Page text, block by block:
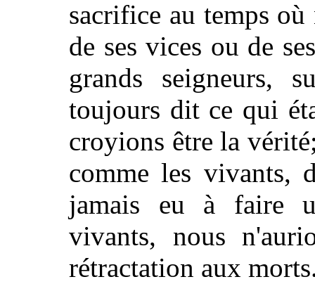
sacrifice au temps
de ses vices ou de
grands seigneurs,
toujours dit ce qui
croyions être la
comme les vivants,
jamais eu à faire
vivants, nous
rétractation aux